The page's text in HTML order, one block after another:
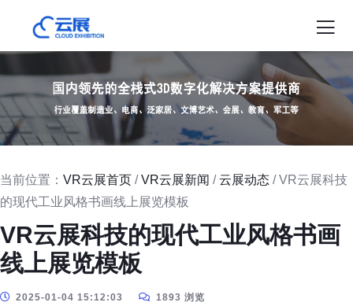
当前位置： VR云展首页 /VR云展新闻 /云展动态 / VR云展科技
的现代工业风格书画线上展览模板
VR云展科技的现代工业风格书画
线上展览模板
2025-01-04 15:12:03 1893 浏览